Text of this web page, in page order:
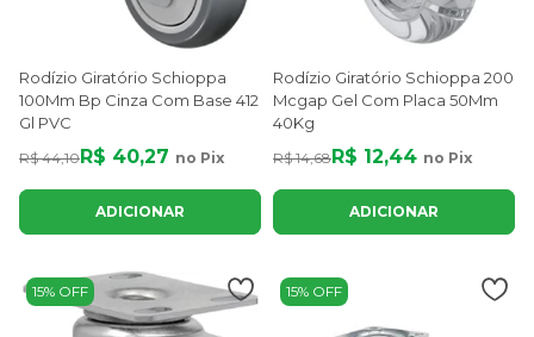
Rodízio Giratório Schioppa
100Mm Bp Cinza Com Base 412
Gl PVC
R$ 44,10R$ 40,27 no Pix
ADICIONAR
Rodízio Giratório Schioppa 200
Mcgap Gel Com Placa 50Mm
40Kg
R$ 14,68R$ 12,44 no Pix
ADICIONAR
15% OFF 15% OFF